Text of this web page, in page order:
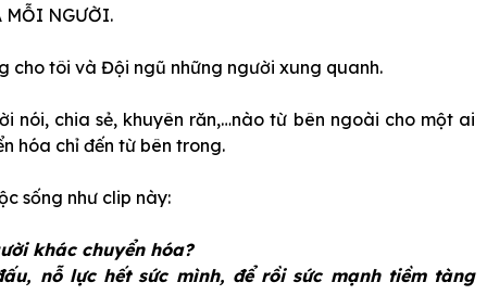
MỖI NGƯỜI.
cho tôi và Đội ngũ những người xung quanh.
nói, chia sẻ, khuyên răn,…nào từ bên ngoài cho một ai
hóa chỉ đến từ bên trong.
sống như clip này:
khác chuyển hóa?
nỗ lực hết sức mình, để rồi sức mạnh tiềm tàng